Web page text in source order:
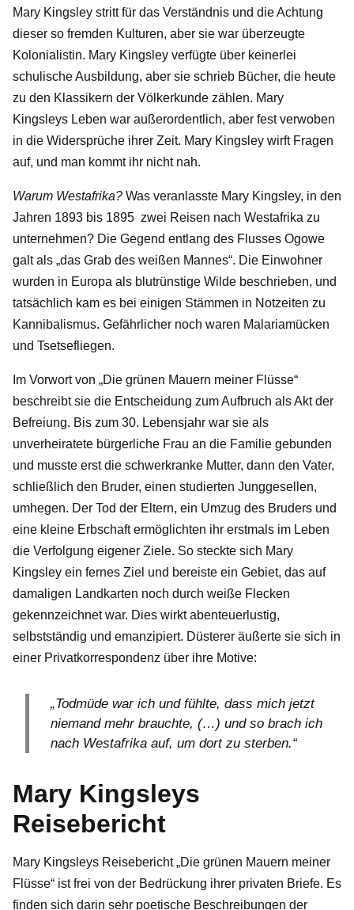
Mary Kingsley stritt für das Verständnis und die Achtung
dieser so fremden Kulturen, aber sie war überzeugte
Kolonialistin. Mary Kingsley verfügte über keinerlei
schulische Ausbildung, aber sie schrieb Bücher, die heute
zu den Klassikern der Völkerkunde zählen. Mary
Kingsleys Leben war außerordentlich, aber fest verwoben
in die Widersprüche ihrer Zeit. Mary Kingsley wirft Fragen
auf, und man kommt ihr nicht nah.
Warum Westafrika? Was veranlasste Mary Kingsley, in den
Jahren 1893 bis 1895 zwei Reisen nach Westafrika zu
unternehmen? Die Gegend entlang des Flusses Ogowe
galt als „das Grab des weißen Mannes“. Die Einwohner
wurden in Europa als blutrünstige Wilde beschrieben, und
tatsächlich kam es bei einigen Stämmen in Notzeiten zu
Kannibalismus. Gefährlicher noch waren Malariamücken
und Tsetsefliegen.
Im Vorwort von „Die grünen Mauern meiner Flüsse“
beschreibt sie die Entscheidung zum Aufbruch als Akt der
Befreiung. Bis zum 30. Lebensjahr war sie als
unverheiratete bürgerliche Frau an die Familie gebunden
und musste erst die schwerkranke Mutter, dann den Vater,
schließlich den Bruder, einen studierten Junggesellen,
umhegen. Der Tod der Eltern, ein Umzug des Bruders und
eine kleine Erbschaft ermöglichten ihr erstmals im Leben
die Verfolgung eigener Ziele. So steckte sich Mary
Kingsley ein fernes Ziel und bereiste ein Gebiet, das auf
damaligen Landkarten noch durch weiße Flecken
gekennzeichnet war. Dies wirkt abenteuerlustig,
selbstständig und emanzipiert. Düsterer äußerte sie sich in
einer Privatkorrespondenz über ihre Motive:
„Todmüde war ich und fühlte, dass mich jetzt
niemand mehr brauchte, (…) und so brach ich
nach Westafrika auf, um dort zu sterben.“
Mary Kingsleys
Reisebericht
Mary Kingsleys Reisebericht „Die grünen Mauern meiner
Flüsse“ ist frei von der Bedrückung ihrer privaten Briefe. Es
finden sich darin sehr poetische Beschreibungen der